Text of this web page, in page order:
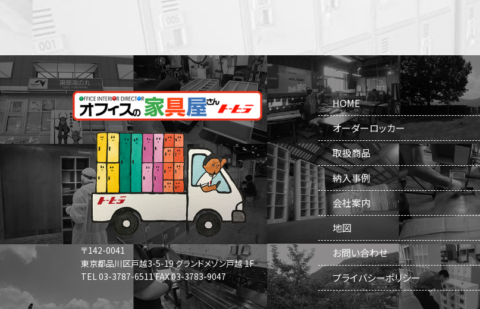
HOME
オーダーロッカー
取扱商品
納入事例
会社案内
地図
お問い合わせ
プライバシーポリシー
〒142-0041
東京都品川区戸越3-5-19 グランドメゾン戸越 1F
TEL 03-3787-6511 FAX 03-3783-9047